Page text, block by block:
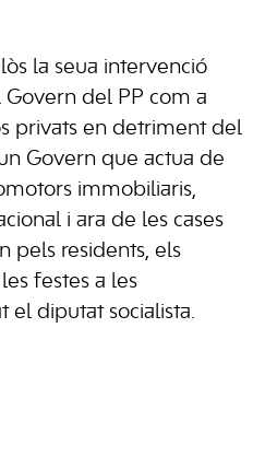
la seua intervenció
del PP com a
privats en detriment del
Govern que actua de
immobiliaris,
i ara de les cases
pels residents, els
festes a les
el diputat socialista.